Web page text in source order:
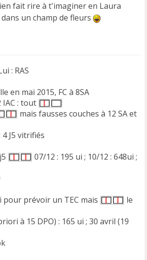
fait rire à t'imaginer en Laura
un champ de fleurs
: RAS
en mai 2015, FC à 8SA
IAC : tout
mais fausses couches à 12 SA et
4 J5 vitrifiés
07/12 : 195 ui ; 10/12 : 648ui ;
pour prévoir un TEC mais
le
à 15 DPO) : 165 ui ; 30 avril (19